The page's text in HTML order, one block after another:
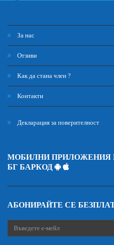
За нас
Отзиви
Как да стана член ?
Контакти
Декларация за поверителност
МОБИЛНИ ПРИЛОЖЕНИЯ
БГ БАРКОД
АБОНИРАЙТЕ СЕ